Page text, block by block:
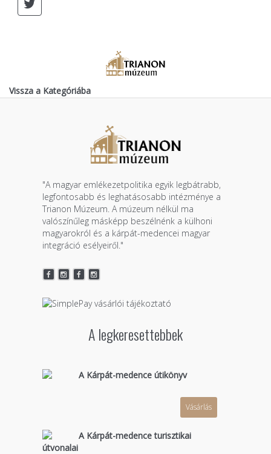
Vissza a Kategóriába
"A magyar emlékezetpolitika egyik legbátrabb,
legfontosabb és leghatásosabb intézménye a
Trianon Múzeum. A múzeum nélkül ma
valószínűleg másképp beszélnénk a külhoni
magyarokról és a kárpát-medencei magyar
integráció esélyeiről."
A legkeresettebbek
A Kárpát-medence útikönyv
Vásárlás
A Kárpát-medence turisztikai
útvonalai